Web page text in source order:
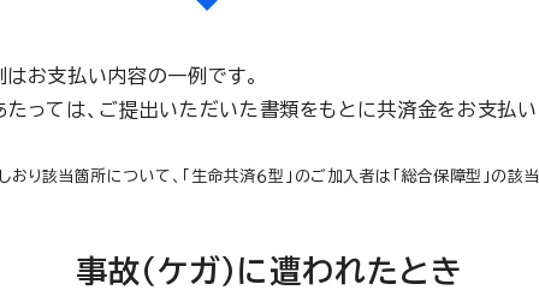
お支払い内容の一例です。
っては、ご提出いただいた書類をもとに共済金をお支払い
おり該当箇所について、「生命共済６型」のご加入者は「総合保障型」の該
事故（ケガ）に遭われたとき